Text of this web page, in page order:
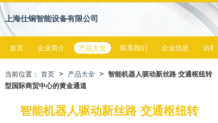
上海仕铜智能设备有限公司
首页 企业简介 产品大全 联系我们 企业信息 访客
当前位置： 首页 > 产品大全 > 智能机器人驱动新丝路 交通枢纽转
型国际商贸中心的黄金通道
智能机器人驱动新丝路 交通枢纽转